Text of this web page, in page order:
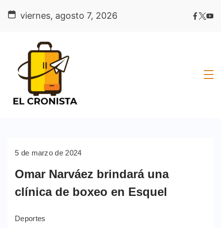
viernes, agosto 7, 2026
5 de marzo de 2024
Omar Narváez brindará una
clínica de boxeo en Esquel
Deportes